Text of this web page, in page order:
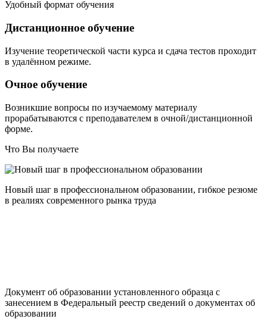
Удобный формат обучения
Дистанционное обучение
Изучение теоретической части курса и сдача тестов проходит
в удалённом режиме.
Очное обучение
Возникшие вопросы по изучаемому материалу
прорабатываются с преподавателем в очной/дистанционной
форме.
Что Вы получаете
Новый шаг в профессиональном образовании, гибкое резюме
в реалиях современного рынка труда
Документ об образовании установленного образца с
занесением в Федеральный реестр сведений о документах об
образовании